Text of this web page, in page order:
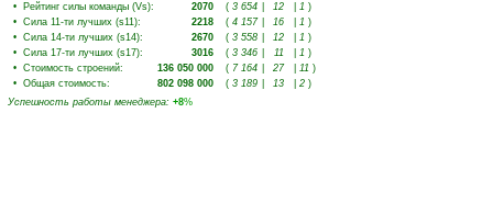
• Рейтинг силы команды (Vs): 2070 ( 3 654 12 1 )
• Сила 11-ти лучших (s11): 2218 ( 4 157 16 1 )
• Сила 14-ти лучших (s14): 2670 ( 3 558 12 1 )
• Сила 17-ти лучших (s17): 3016 ( 3 346 11 1 )
• Стоимость строений: 136 050 000 ( 7 164 27 11 )
• Общая стоимость: 802 098 000 ( 3 189 13 2 )
Успешность работы менеджера: +8%